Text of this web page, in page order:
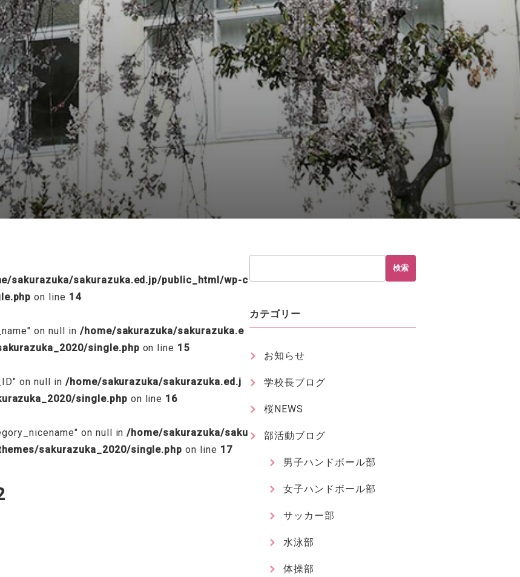
wp-content/themes/sakurazuka_2020/header.php
sakurazuka/sakurazuka.ed.jp/public_html/wp-c
on line 14
on null in /home/sakurazuka/sakurazuka.e
single.php on line 15
on null in /home/sakurazuka/sakurazuka.ed.j
single.php on line 16
on null in/home/sakurazuka/saku
sakurazuka_2020/single.php on line 17
検索
カテゴリー
お知らせ
学校長ブログ
桜NEWS
部活動ブログ
男子ハンドボール部
女子ハンドボール部
サッカー部
水泳部
体操部